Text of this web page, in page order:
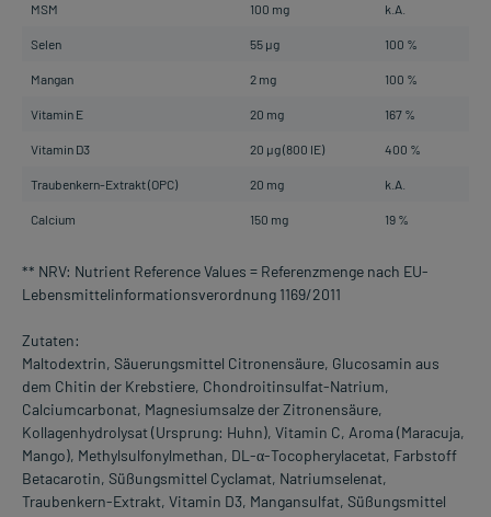
MSM 100 mg k.A.
Selen 55 µg 100 %
Mangan 2 mg 100 %
Vitamin E 20 mg 167 %
Vitamin D3 20 µg (800 IE) 400 %
Traubenkern-Extrakt (OPC) 20 mg k.A.
Calcium 150 mg 19 %
** NRV: Nutrient Reference Values = Referenzmenge nach EU-
Lebensmittelinformationsverordnung 1169/2011
Zutaten:
Maltodextrin, Säuerungsmittel Citronensäure, Glucosamin aus
dem Chitin der Krebstiere, Chondroitinsulfat-Natrium,
Calciumcarbonat, Magnesiumsalze der Zitronensäure,
Kollagenhydrolysat (Ursprung: Huhn), Vitamin C, Aroma (Maracuja,
Mango), Methylsulfonylmethan, DL-α-Tocopherylacetat, Farbstoff
Betacarotin, Süßungsmittel Cyclamat, Natriumselenat,
Traubenkern-Extrakt, Vitamin D3, Mangansulfat, Süßungsmittel